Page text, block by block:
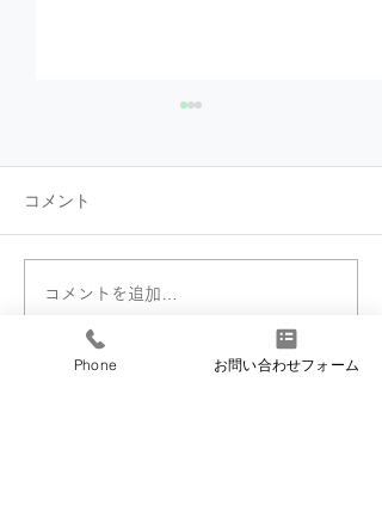
【導入事例】Listadio様
ホームページ
コメント
コメントを追加…
Phone お問い合わせフォーム